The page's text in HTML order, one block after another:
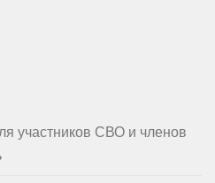
участников СВО и членов